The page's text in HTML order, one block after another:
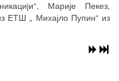
Марије Пекез,
ЕТШ „ Михајло Пупин“ из